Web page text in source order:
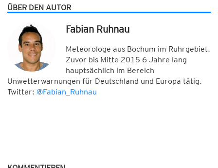
ÜBER DEN AUTOR
Fabian Ruhnau
Meteorologe aus Bochum im Ruhrgebiet.
Zuvor bis Mitte 2015 6 Jahre lang
hauptsächlich im Bereich
Unwetterwarnungen für Deutschland und Europa tätig.
Twitter: @Fabian_Ruhnau